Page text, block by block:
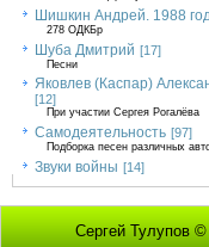
Шишкин Андрей. 1988
278 ОДКБр
Шуба Дмитрий [17]
Песни
Яковлев (Каспар)
[12]
При участии Сергея Рогалёва
Самодеятельность [97]
Подборка песен различных
Звуки войны [14]
Сергей Тулупов ©